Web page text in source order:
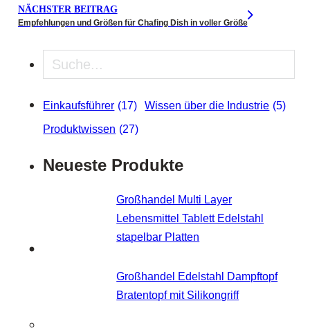
NÄCHSTER BEITRAG
Empfehlungen und Größen für Chafing Dish in voller Größe
Suche
Einkaufsführer (17) Wissen über die Industrie (5)
Produktwissen (27)
Neueste Produkte
Großhandel Multi Layer
Lebensmittel Tablett Edelstahl
stapelbar Platten
Großhandel Edelstahl Dampftopf
Bratentopf mit Silikongriff